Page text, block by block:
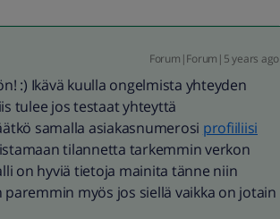
Forum|Forum|5 years ago
:) Ikävä kuulla ongelmista yhteyden
tulee jos testaat yhteyttä
samalla asiakasnumerosi profiiliisi
tilannetta tarkemmin verkon
on hyviä tietoja mainita tänne niin
myös jos siellä vaikka on jotain